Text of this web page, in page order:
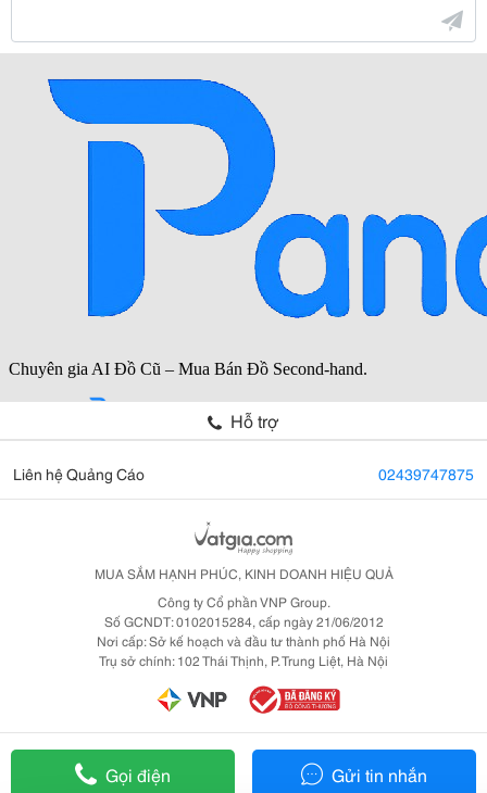
Gọi điện Gửi tin nhắn
Hỗ trợ
Liên hệ Quảng Cáo 02439747875
MUA SẮM HẠNH PHÚC, KINH DOANH HIỆU QUẢ
Công ty Cổ phần VNP Group.
Số GCNDT: 0102015284, cấp ngày 21/06/2012
Nơi cấp: Sở kế hoạch và đầu tư thành phố Hà Nội
Trụ sở chính: 102 Thái Thịnh, P. Trung Liệt, Hà Nội